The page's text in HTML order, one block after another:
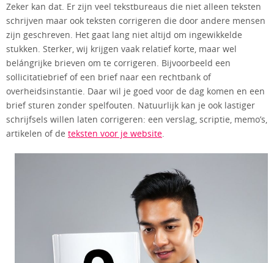
Zeker kan dat. Er zijn veel tekstbureaus die niet alleen teksten
schrijven maar ook teksten corrigeren die door andere mensen
zijn geschreven. Het gaat lang niet altijd om ingewikkelde
stukken. Sterker, wij krijgen vaak relatief korte, maar wel
belángrijke brieven om te corrigeren. Bijvoorbeeld een
sollicitatiebrief of een brief naar een rechtbank of
overheidsinstantie. Daar wil je goed voor de dag komen en een
brief sturen zonder spelfouten. Natuurlijk kan je ook lastiger
schrijfsels willen laten corrigeren: een verslag, scriptie, memo’s,
artikelen of de teksten voor je website